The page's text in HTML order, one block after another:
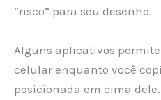
“risco” para seu desenho.
Alguns aplicativos
celular enquanto você
posicionada em cima dele.